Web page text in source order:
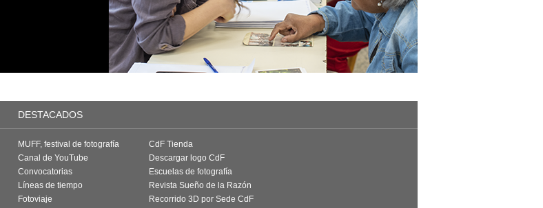
DESTACADOS
MUFF, festival de fotografía
Canal de YouTube
Convocatorias
Líneas de tiempo
Fotoviaje
CdF Tienda
Descargar logo CdF
Escuelas de fotografía
Revista Sueño de la Razón
Recorrido 3D por Sede CdF